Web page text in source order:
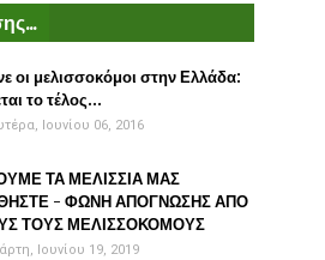
οι μελισσοκόμοι στην Ελλάδα:
το τέλος...
Ιουνίου 06, 2016
ΤΑ ΜΕΛΙΣΣΙΑ ΜΑΣ
- ΦΩΝΗ ΑΠΟΓΝΩΣΗΣ ΑΠΟ
ΤΟΥΣ ΜΕΛΙΣΣΟΚΟΜΟΥΣ
Ιουνίου 19, 2019